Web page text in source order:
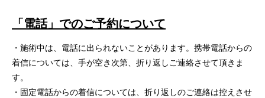
「電話」でのご予約について
・施術中は、電話に出られないことがあります。携帯電話からの
着信については、手が空き次第、折り返しご連絡させて頂きま
す。
・固定電話からの着信については、折り返しのご連絡は控えさせ